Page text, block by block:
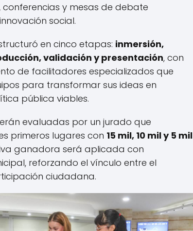
conferencias y mesas de debate
social.
en cinco etapas: inmersión,
validación y presentación, con
de facilitadores especializados que
para transformar sus ideas en
pública viables.
evaluadas por un jurado que
primeros lugares con 15 mil, 10 mil y 5 mil
ganadora será aplicada con
reforzando el vínculo entre el
ciudadana.